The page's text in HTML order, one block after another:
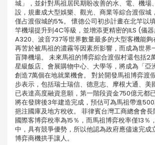
城」，並針對馬祖居民期盼改善的水、電、機場
設，規畫成大型娛樂、觀光、商業等綜合渡假城
僅占渡假城的5%。 懷德公司初步計畫在北竿以
竿機場提升到4C等級，並增添更精密的ILS (儀
A320、波音737等世界數量最多的大型客機能夠
再苦於被馬祖的濃霧等因素所影響，而成為世界
盲降機場。 未來馬祖的博弈綜合渡假村還包括2
星級飯店、會展購物中心、大學等，將成為「亞
創造7萬個在地就業機會。 對於開發馬祖博弈渡
步表示，包括瑞士瑞信、德意志、摩根大通、美
已表達高度融資意願，第一階段資金750億元都
將在發牌後3年建造完成，預估可為馬祖帶進
挹注國庫及地方稅收。 菲律賓台灣工商總會會
國際客博弈稅率為15％，而馬祖博弈稅率僅13％
中，具有競爭優勢，所以他認為政府應儘速完成
博弈商機拱手讓人。